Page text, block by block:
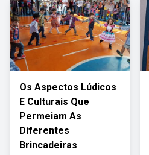
Os Aspectos Lúdicos
E Culturais Que
Permeiam As
Diferentes
Brincadeiras